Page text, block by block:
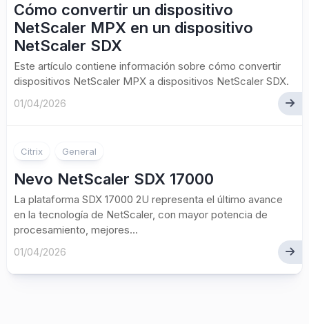
Cómo convertir un dispositivo
NetScaler MPX en un dispositivo
NetScaler SDX
Este artículo contiene información sobre cómo convertir
dispositivos NetScaler MPX a dispositivos NetScaler SDX.
01/04/2026
Citrix General
Nevo NetScaler SDX 17000
La plataforma SDX 17000 2U representa el último avance
en la tecnología de NetScaler, con mayor potencia de
procesamiento, mejores...
01/04/2026